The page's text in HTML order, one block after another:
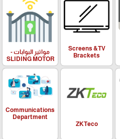
Screens &TV
Brackets
مواتير البوابات -
SLIDING MOTOR
ZKTeco
Communications
Department